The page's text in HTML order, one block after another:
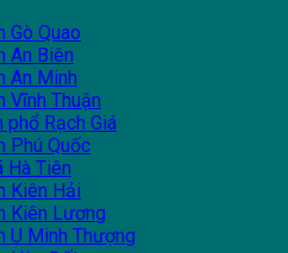
Gò Quao
An Biên
An Minh
Vĩnh Thuận
phổ Rạch Giá
Phú Quốc
Hà Tiên
Kiên Hải
Kiên Lương
U Minh Thượng